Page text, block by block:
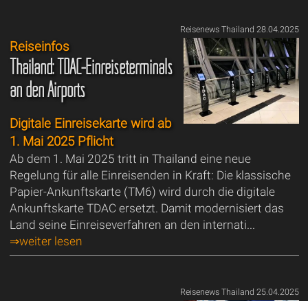
Reisenews Thailand 28.04.2025
Reiseinfos
Thailand: TDAC-Einreiseterminals
an den Airports
Digitale Einreisekarte wird ab
1. Mai 2025 Pflicht
Ab dem 1. Mai 2025 tritt in Thailand eine neue
Regelung für alle Einreisenden in Kraft: Die klassische
Papier-Ankunftskarte (TM6) wird durch die digitale
Ankunftskarte TDAC ersetzt. Damit modernisiert das
Land seine Einreiseverfahren an den internati...
⇒weiter lesen
Reisenews Thailand 25.04.2025